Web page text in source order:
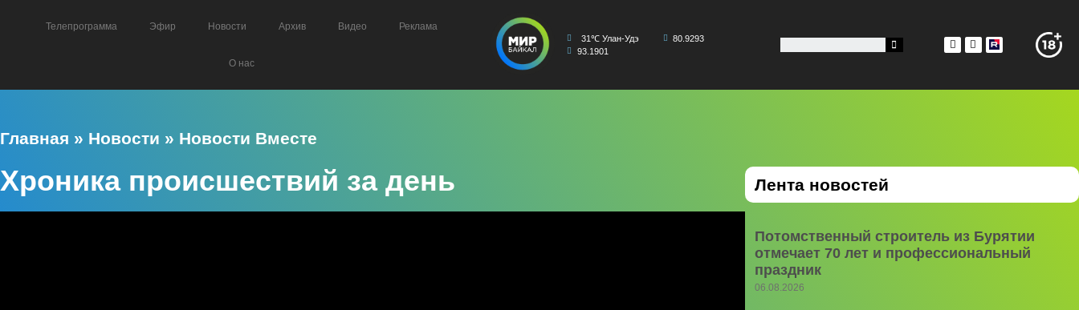
Телепрограмма Эфир Новости Архив Видео Реклама
О нас
31℃ Улан-Удэ
80.9293
93.1901
Главная » Новости » Новости Вместе
Хроника происшествий за день Лента новостей
Потомственный строитель из Бурятии
отмечает 70 лет и профессиональный
праздник
06.08.2026